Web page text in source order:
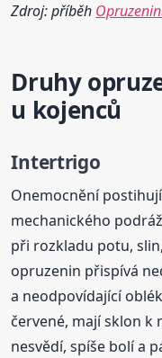
Zdroj: příběh
Druhy
u kojenců
Intertrigo
Onemocnění
mechanického
při rozkladu potu,
opruzenin přispívá
a neodpovídající
červené, mají sklon k
nesvědí, spíše bolí a